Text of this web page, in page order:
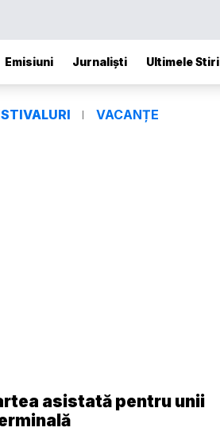
Emisiuni Jurnaliști Ultimele Stiri
VACANȚE
asistată pentru unii